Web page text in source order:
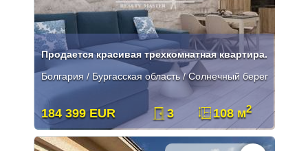
Продается красивая трехкомнатная квартира.
Болгария / Бургасская область / Солнечный берег
184 399 EUR 3 108 м2